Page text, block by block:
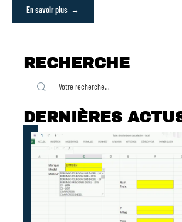
En savoir plus
RECHERCHE
DERNIÈRES